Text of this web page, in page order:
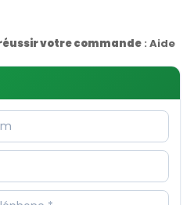
votre commande: Aide